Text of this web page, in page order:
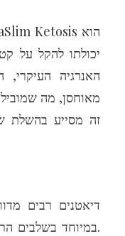
יכולתו להקל על
האנרגיה
מאוחסן, מה
זה מסייע בהשלת
דיאטנים רבים
במיוחד בשלבים